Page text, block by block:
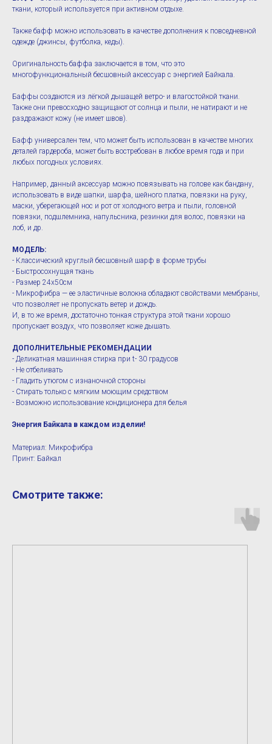
ткани, который используется при активном отдыхе.
Также бафф можно использовать в качестве дополнения к повседневной
одежде (джинсы, футболка, кеды).
Оригинальность баффа заключается в том, что это
многофункциональный бесшовный аксессуар с энергией Байкала.
Баффы создаются из лёгкой дышащей ветро- и влагостойкой ткани.
Также они превосходно защищают от солнца и пыли, не натирают и не
раздражают кожу (не имеет швов).
Бафф универсален тем, что может быть использован в качестве многих
деталей гардероба, может быть востребован в любое время года и при
любых погодных условиях.
Например, данный аксессуар можно повязывать на голове как бандану,
использовать в виде шапки, шарфа, шейного платка, повязки на руку,
маски, уберегающей нос и рот от холодного ветра и пыли, головной
повязки, подшлемника, напульсника, резинки для волос, повязки на
лоб, и др.
МОДЕЛЬ:
- Классический круглый бесшовный шарф в форме трубы
- Быстросохнущая ткань
- Размер 24х50см
- Микрофибра — ее эластичные волокна обладают свойствами мембраны,
что позволяет не пропускать ветер и дождь.
И, в то же время, достаточно тонкая структура этой ткани хорошо
пропускает воздух, что позволяет коже дышать.
ДОПОЛНИТЕЛЬНЫЕ РЕКОМЕНДАЦИИ
- Деликатная машинная стирка при t- 30 градусов
- Не отбеливать
- Гладить утюгом с изнаночной стороны
- Стирать только с мягким моющим средством
- Возможно использование кондиционера для белья
Энергия Байкала в каждом изделии!
Материал: Микрофибра
Принт: Байкал
Смотрите также: